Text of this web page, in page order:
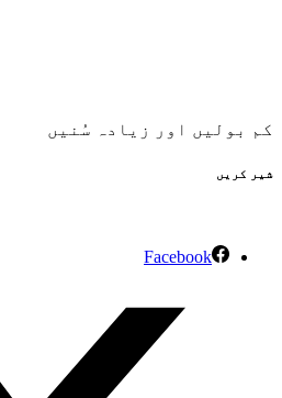
کم بولیں اور زیادہ سُنیں
شیر کریں
Facebook